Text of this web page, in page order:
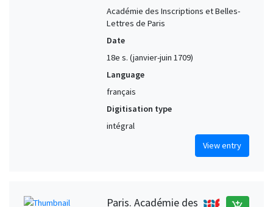
Académie des Inscriptions et Belles-
Lettres de Paris
Date
18e s. (janvier-juin 1709)
Language
français
Digitisation type
intégral
View entry
Paris. Académie des